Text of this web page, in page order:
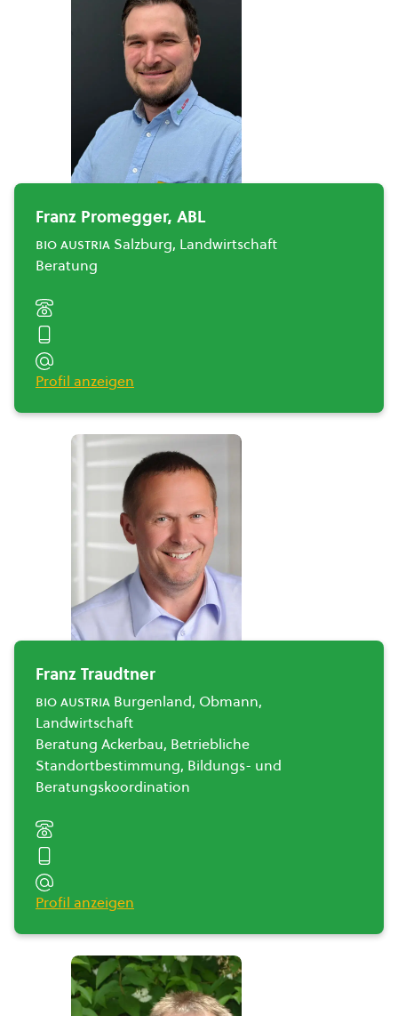
Franz Promegger, ABL
bio austria Salzburg, Landwirtschaft
Beratung
Profil anzeigen
Franz Traudtner
bio austria Burgenland, Obmann,
Landwirtschaft
Beratung Ackerbau, Betriebliche
Standortbestimmung, Bildungs- und
Beratungskoordination
Profil anzeigen